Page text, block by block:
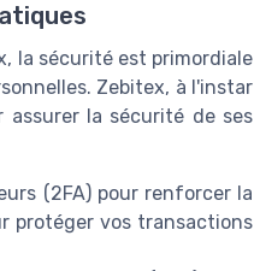
la sécurité est primordiale
Zebitex, à l'instar
assurer la sécurité de ses
(2FA) pour renforcer la
protéger vos transactions